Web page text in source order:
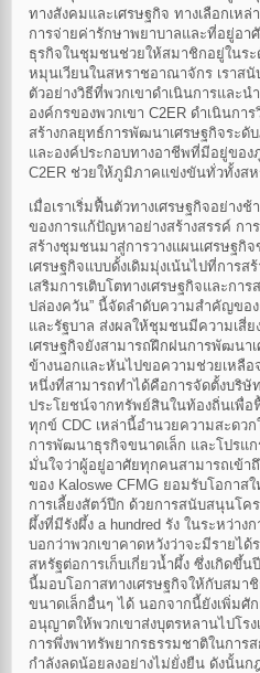
ทางสังคมและเศรษฐกิจ ทางเลือกเห
การจ่ายค่ารักษาพยาบาลและที่อยู่อา
ธุรกิจในชุมชนช่วยให้สมาชิกอยู่ในระ
หมุนเวียนในสหราชอาณาจักร เราส
ตัวอย่างวิธีที่พวกเขาดำเนินการและ
องค์กรของพวกเขา C2ER ดำเนินกา
สร้างกลยุทธ์การพัฒนาเศรษฐกิจระดั
และองค์ประกอบทางอาชีพที่มีอยู่ของ
C2ER ช่วยให้ภูมิภาคแข่งขันทั่วทั้งสห
เมื่อเราเริ่มฟื้นตัวทางเศรษฐกิจอย่าง
ของการแก้ปัญหาอย่างสร้างสรรค์ ก
สร้างชุมชนมาสู่การวางแผนเศรษฐกิ
เศรษฐกิจแบบดั้งเดิมมุ่งเน้นไปที่การส
เสริมการเติบโตทางเศรษฐกิจและกา
ปล่องควัน” นี้จัดลำดับความสำคัญขอ
และรัฐบาล ส่งผลให้ชุมชนมีความเสี่
เศรษฐกิจยังสามารถฝึกฝนการพัฒนา
ข้างนอกและหันไปขอความช่วยเหลื
หนึ่งที่สามารถทำได้คือการจัดตั้งบริ
ประโยชน์จากทรัพย์สินในท้องถิ่นเพื่อ
ทุกข์ CDC เหล่านี้อำนวยความสะดว
การพัฒนาธุรกิจขนาดเล็ก และโปรแ
มั่นใจว่าผู้อยู่อาศัยทุกคนสามารถเข้า
ของ Kaloswe CFMG ยอมรับโอกาส
การเลี้ยงสัตว์ปีก ด้วยการสนับสนุนโค
ผึ้งที่มีรังผึ้ง a hundred รัง ในระหว่า
บอกว่าพวกเขาคาดหวังว่าจะมีรายได้
สหรัฐต่อการเก็บเกี่ยวน้ำผึ้ง ซึ่งเกิดขึ้น
นี้มอบโอกาสทางเศรษฐกิจให้กับสมา
ขนาดเล็กอื่นๆ ได้ นอกจากนี้ยังเพิ่ม
อนุญาตให้พวกเขาส่งบุตรหลานไปโร
การพึ่งพาทรัพยากรธรรมชาติในการ
กำลังลดน้อยลงอย่างไม่ยั่งยืน ดังนั้น